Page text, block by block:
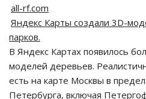
all-rf.com
Яндекс Карты создали 3D-
парков.
В Яндекс Картах появилось
моделей деревьев.
есть на карте Москвы в
Петербурга, включая